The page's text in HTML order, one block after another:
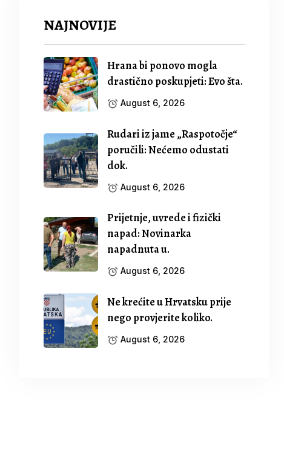
NAJNOVIJE
Hrana bi ponovo mogla
drastično poskupjeti: Evo šta.
August 6, 2026
Rudari iz jame „Raspotočje“
poručili: Nećemo odustati
dok.
August 6, 2026
Prijetnje, uvrede i fizički
napad: Novinarka
napadnuta u.
August 6, 2026
Ne krećite u Hrvatsku prije
nego provjerite koliko.
August 6, 2026